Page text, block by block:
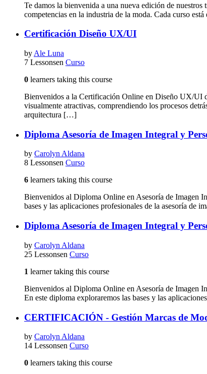
Te damos la bienvenida a una nueva edición de
competencias en la industria de la moda. Cada curso
Certificación Diseño UX/UI
by Ale Luna
7 Lessonsen Curso
0 learners taking this course
Bienvenidos a la Certificación Online en Diseño UX/UI
visualmente atractivas, comprendiendo los procesos
arquitectura […]
Diploma Asesoría de Imagen Integral y
by Carolyn Aldana
8 Lessonsen Curso
6 learners taking this course
Bienvenidos al Diploma Online en Asesoría de Imagen
bases y las aplicaciones profesionales de la asesoría
Diploma Asesoría de Imagen Integral y
by Carolyn Aldana
25 Lessonsen Curso
1 learner taking this course
Bienvenidos al Diploma Online en Asesoría de Imagen
En este diploma exploraremos las bases y las
CERTIFICACIÓN - Gestión Marcas de
by Carolyn Aldana
14 Lessonsen Curso
0 learners taking this course